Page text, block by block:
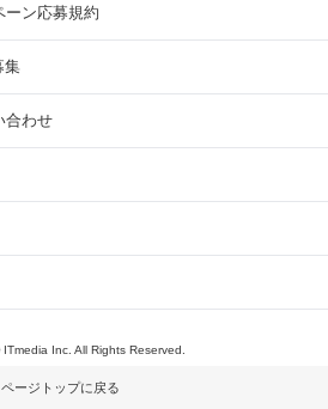
ーン応募規約
集
合わせ
Inc. All Rights Reserved.
ページトップに戻る